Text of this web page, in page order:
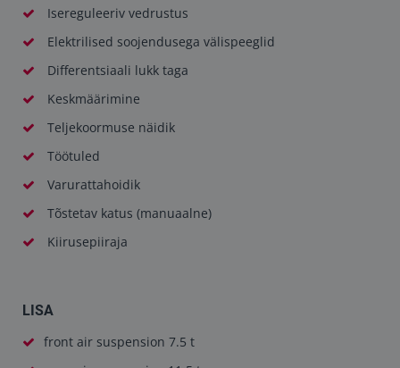
Isereguleeriv vedrustus
Elektrilised soojendusega välispeeglid
Differentsiaali lukk taga
Keskmäärimine
Teljekoormuse näidik
Töötuled
Varurattahoidik
Tõstetav katus (manuaalne)
Kiirusepiiraja
LISA
front air suspension 7.5 t